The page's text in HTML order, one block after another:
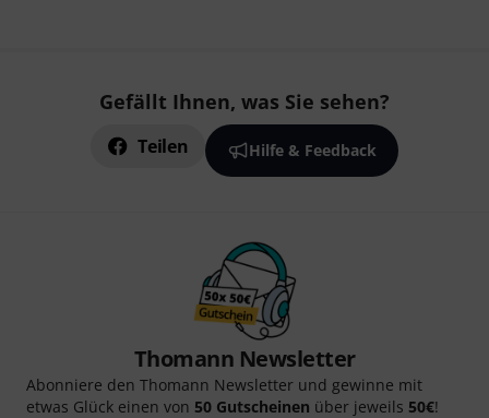
Gefällt Ihnen, was Sie sehen?
Teilen Hilfe & Feedback
Thomann Newsletter
Abonniere den Thomann Newsletter und gewinne mit
etwas Glück einen von 50 Gutscheinen über jeweils 50€!